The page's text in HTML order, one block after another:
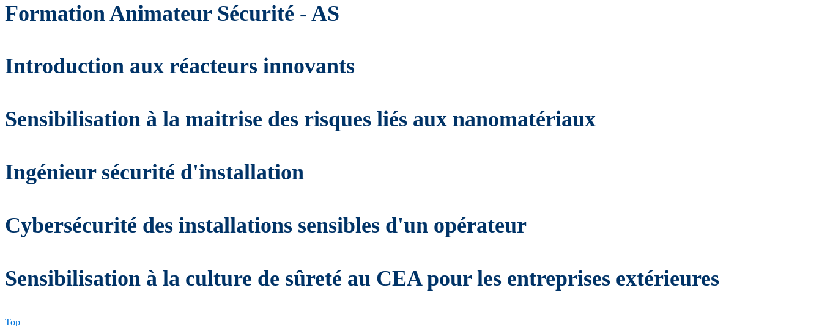
Formation Animateur Sécurité - AS
Introduction aux réacteurs innovants
Sensibilisation à la maitrise des risques liés aux nanomatériaux
Ingénieur sécurité d'installation
Cybersécurité des installations sensibles d'un opérateur
Sensibilisation à la culture de sûreté au CEA pour les entreprises extérieures
Top